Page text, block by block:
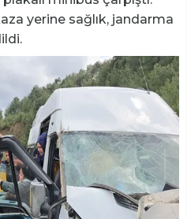
yerine sağlık, jandarma